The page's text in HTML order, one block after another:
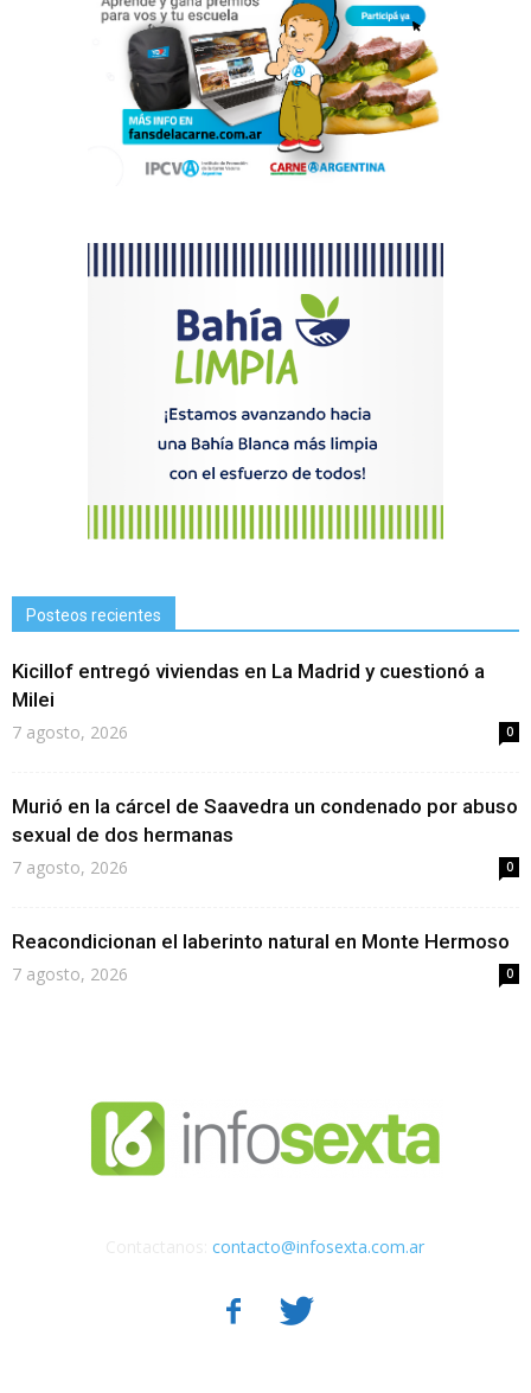
Posteos recientes
Kicillof entregó viviendas en La Madrid y cuestionó a
Milei
7 agosto, 2026 0
Murió en la cárcel de Saavedra un condenado por abuso
sexual de dos hermanas
7 agosto, 2026 0
Reacondicionan el laberinto natural en Monte Hermoso
7 agosto, 2026 0
contacto@infosexta.com.ar